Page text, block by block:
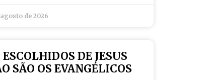
de 2026
ESCOLHIDOS DE JESUS
SÃO OS EVANGÉLICOS